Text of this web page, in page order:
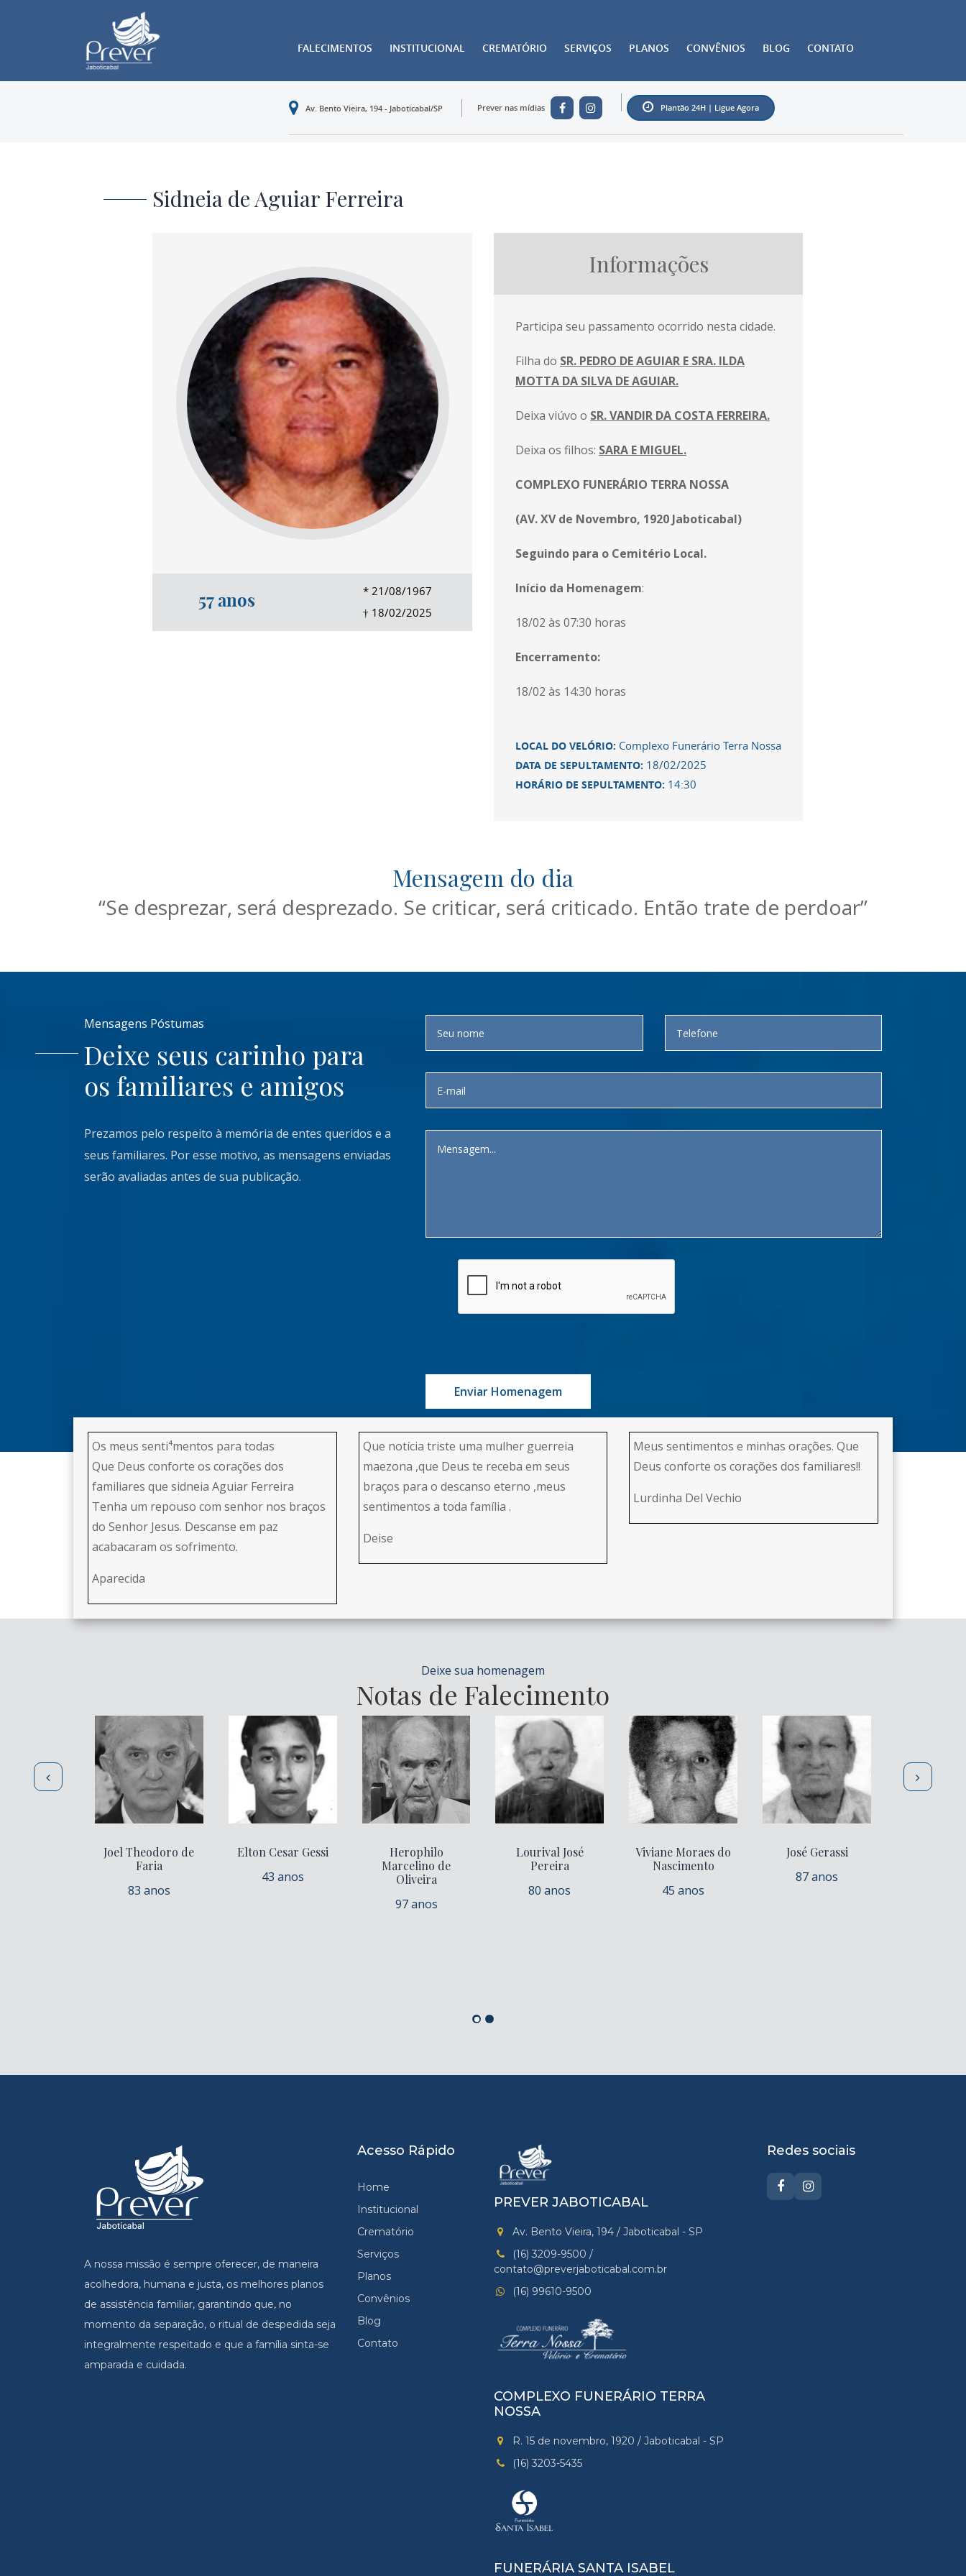
FALECIMENTOS INSTITUCIONAL CREMATÓRIO SERVIÇOS PLANOS CONVÊNIOS BLOG CONTATO
Av. Bento Vieira, 194 - Jaboticabal/SP Prever nas mídias Plantão 24H | Ligue Agora
Sidneia de Aguiar Ferreira
57 anos
* 21/08/1967
† 18/02/2025
Informações
Participa seu passamento ocorrido nesta cidade.
Filha do SR. PEDRO DE AGUIAR E SRA. ILDA
MOTTA DA SILVA DE AGUIAR.
Deixa viúvo o SR. VANDIR DA COSTA FERREIRA.
Deixa os filhos: SARA E MIGUEL.
COMPLEXO FUNERÁRIO TERRA NOSSA
(AV. XV de Novembro, 1920 Jaboticabal)
Seguindo para o Cemitério Local.
Início da Homenagem:
18/02 às 07:30 horas
Encerramento:
18/02 às 14:30 horas
LOCAL DO VELÓRIO: Complexo Funerário Terra Nossa
DATA DE SEPULTAMENTO: 18/02/2025
HORÁRIO DE SEPULTAMENTO: 14:30
Mensagem do dia
“Se desprezar, será desprezado. Se criticar, será criticado. Então trate de perdoar”
Mensagens Póstumas
Deixe seus carinho para
os familiares e amigos
Prezamos pelo respeito à memória de entes queridos e a
seus familiares. Por esse motivo, as mensagens enviadas
serão avaliadas antes de sua publicação.
Enviar Homenagem
Os meus senti⁴mentos para todas
Que Deus conforte os corações dos
familiares que sidneia Aguiar Ferreira
Tenha um repouso com senhor nos braços
do Senhor Jesus. Descanse em paz
acabacaram os sofrimento.
Aparecida
Que notícia triste uma mulher guerreia
maezona ,que Deus te receba em seus
braços para o descanso eterno ,meus
sentimentos a toda família .
Deise
Meus sentimentos e minhas orações. Que
Deus conforte os corações dos familiares!!
Lurdinha Del Vechio
Deixe sua homenagem
Notas de Falecimento
Joel Theodoro de
Faria
83 anos
Elton Cesar Gessi
43 anos
Herophilo
Marcelino de
Oliveira
97 anos
Lourival José
Pereira
80 anos
Viviane Moraes do
Nascimento
45 anos
José Gerassi
87 anos
A nossa missão é sempre oferecer, de maneira
acolhedora, humana e justa, os melhores planos
de assistência familiar, garantindo que, no
momento da separação, o ritual de despedida seja
integralmente respeitado e que a família sinta-se
amparada e cuidada.
Acesso Rápido
Home
Institucional
Crematório
Serviços
Planos
Convênios
Blog
Contato
PREVER JABOTICABAL
Av. Bento Vieira, 194 / Jaboticabal - SP
(16) 3209-9500 /
contato@preverjaboticabal.com.br
(16) 99610-9500
COMPLEXO FUNERÁRIO TERRA
NOSSA
R. 15 de novembro, 1920 / Jaboticabal - SP
(16) 3203-5435
FUNERÁRIA SANTA ISABEL
Redes sociais